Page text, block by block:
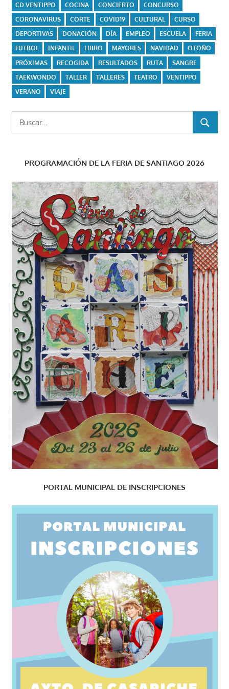
CD VENTIPPO
COCINA CONCIERTO
CONCURSO
CORONAVIRUS
CORTE COVID19 CULTURAL
CURSO
DEPORTIVAS
DONACIÓN DÍA EMPLEO ESCUELA
FERIA
FUTBOL
INFANTIL LIBRO MAYORES NAVIDAD
OTOÑO
PRÓXIMAS
RECOGIDA RESULTADOS RUTA
SANGRE
TAEKWONDO
TALLER TALLERES TEATRO
VENTIPPO
VERANO
VIAJE
Buscar:
BUSCAR
PROGRAMACIÓN DE LA FERIA DE SANTIAGO 2026
PORTAL MUNICIPAL DE INSCRIPCIONES